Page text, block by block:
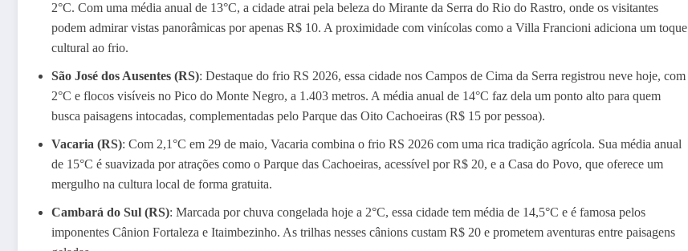
2°C. Com uma média anual de 13°C, a cidade atrai pela beleza do Mirante da Serra do Rio do Rastro, onde os visitantes
podem admirar vistas panorâmicas por apenas R$ 10. A proximidade com vinícolas como a Villa Francioni adiciona um toque
cultural ao frio.
São José dos Ausentes (RS): Destaque do frio RS 2026, essa cidade nos Campos de Cima da Serra registrou neve hoje, com
2°C e flocos visíveis no Pico do Monte Negro, a 1.403 metros. A média anual de 14°C faz dela um ponto alto para quem
busca paisagens intocadas, complementadas pelo Parque das Oito Cachoeiras (R$ 15 por pessoa).
Vacaria (RS): Com 2,1°C em 29 de maio, Vacaria combina o frio RS 2026 com uma rica tradição agrícola. Sua média anual
de 15°C é suavizada por atrações como o Parque das Cachoeiras, acessível por R$ 20, e a Casa do Povo, que oferece um
mergulho na cultura local de forma gratuita.
Cambará do Sul (RS): Marcada por chuva congelada hoje a 2°C, essa cidade tem média de 14,5°C e é famosa pelos
imponentes Cânion Fortaleza e Itaimbezinho. As trilhas nesses cânions custam R$ 20 e prometem aventuras entre paisagens